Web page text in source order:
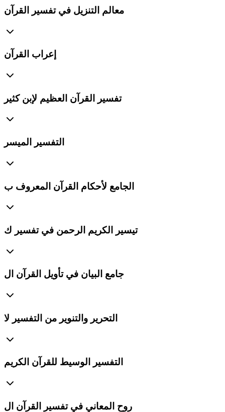
معالم التنزيل في تفسير القرآن
إعراب القرآن
تفسير القرآن العظيم لإبن كثير
التفسير الميسر
الجامع لأحكام القرآن المعروف ب
تيسير الكريم الرحمن في تفسير ك
جامع البيان في تأويل القرآن ال
التحرير والتنوير من التفسير لا
التفسير الوسيط للقرآن الكريم
روح المعاني في تفسير القرآن ال